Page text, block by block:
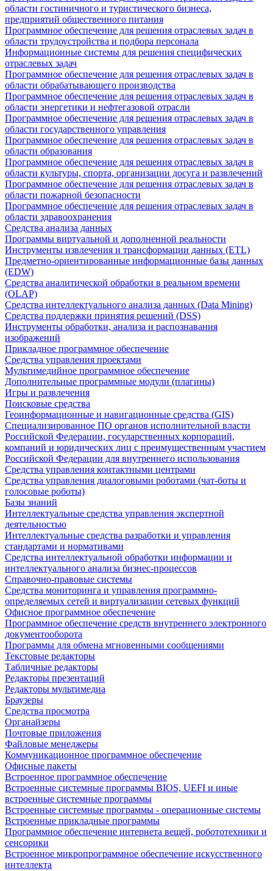
области гостиничного и туристического бизнеса,
предприятий общественного питания
Программное обеспечение для решения отраслевых задач в
области трудоустройства и подбора персонала
Информационные системы для решения специфических
отраслевых задач
Программное обеспечение для решения отраслевых задач в
области обрабатывающего производства
Программное обеспечение для решения отраслевых задач в
области энергетики и нефтегазовой отрасли
Программное обеспечение для решения отраслевых задач в
области государственного управления
Программное обеспечение для решения отраслевых задач в
области образования
Программное обеспечение для решения отраслевых задач в
области культуры, спорта, организации досуга и развлечений
Программное обеспечение для решения отраслевых задач в
области пожарной безопасности
Программное обеспечение для решения отраслевых задач в
области здравоохранения
Средства анализа данных
Программы виртуальной и дополненной реальности
Инструменты извлечения и трансформации данных (ETL)
Предметно-ориентированные информационные базы данных
(EDW)
Средства аналитической обработки в реальном времени
(OLAP)
Средства интеллектуального анализа данных (Data Mining)
Средства поддержки принятия решений (DSS)
Инструменты обработки, анализа и распознавания
изображений
Прикладное программное обеспечение
Средства управления проектами
Мультимедийное программное обеспечение
Дополнительные программные модули (плагины)
Игры и развлечения
Поисковые средства
Геоинформационные и навигационные средства (GIS)
Специализированное ПО органов исполнительной власти
Российской Федерации, государственных корпораций,
компаний и юридических лиц с преимущественным участием
Российской Федерации для внутреннего использования
Средства управления контактными центрами
Средства управления диалоговыми роботами (чат-боты и
голосовые роботы)
Базы знаний
Интеллектуальные средства управления экспертной
деятельностью
Интеллектуальные средства разработки и управления
стандартами и нормативами
Средства интеллектуальной обработки информации и
интеллектуального анализа бизнес-процессов
Справочно-правовые системы
Средства мониторинга и управления программно-
определяемых сетей и виртуализации сетевых функций
Офисное программное обеспечение
Программное обеспечение средств внутреннего электронного
документооборота
Программы для обмена мгновенными сообщениями
Текстовые редакторы
Табличные редакторы
Редакторы презентаций
Редакторы мультимедиа
Браузеры
Средства просмотра
Органайзеры
Почтовые приложения
Файловые менеджеры
Коммуникационное программное обеспечение
Офисные пакеты
Встроенное программное обеспечение
Встроенные системные программы BIOS, UEFI и иные
встроенные системные программы
Встроенные системные программы - операционные системы
Встроенные прикладные программы
Программное обеспечение интернета вещей, робототехники и
сенсорики
Встроенное микропрограммное обеспечение искусственного
интеллекта